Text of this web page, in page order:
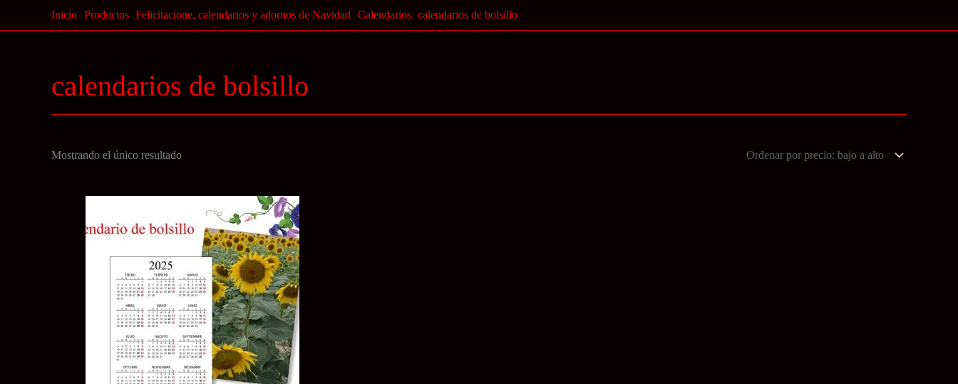
al
Inicio Productos Felicitacione, calendarios y adornos de Navidad Calendarios calendarios de bolsillo
calendarios de bolsillo
Mostrando el único resultado